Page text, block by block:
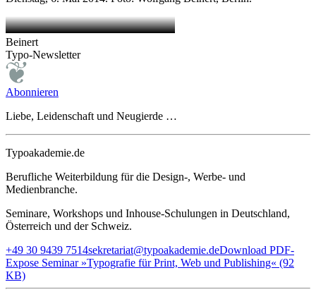
Beinert
Typo-Newsletter
Abonnieren
Liebe, Leidenschaft und Neugierde …
Typoakademie.de
Berufliche Weiterbildung für die Design-, Werbe- und
Medienbranche.
Seminare, Workshops und Inhouse-Schulungen in Deutschland,
Österreich und der Schweiz.
+49 30 9439 7514sekretariat@typoakademie.deDownload PDF-
Expose Seminar »Typografie für Print, Web und Publishing« (92
KB)